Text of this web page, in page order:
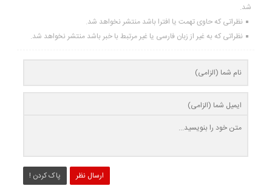
شد.
نظراتی که حاوی تهمت یا افترا باشد منتشر نخواهد شد.
نظراتی که به غیر از زبان فارسی یا غیر مرتبط با خبر باشد منتشر نخواهد شد.
ارسال نظر پاک کردن !